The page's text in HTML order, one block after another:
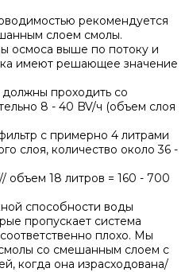
рекомендуется
слоем смолы.
осмоса выше по потоку и
имеют решающее значение
проходить со
8 - 40 BV/ч (объем слоя
с примерно 4 литрами
слоя, количество около 36 -
объем 18 литров = 160 - 700
способности воды
пропускает система
плохо. Мы
со смешанным слоем с
когда она израсходована/